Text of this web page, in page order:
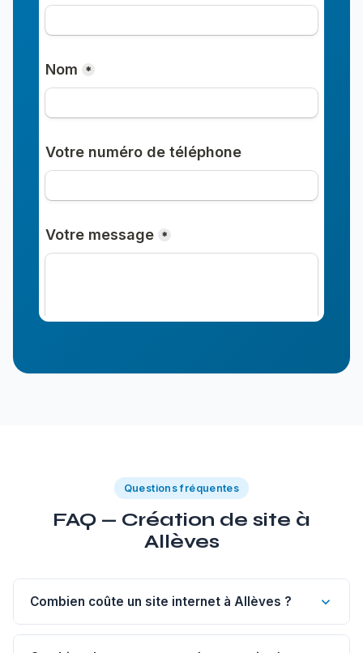
Questions fréquentes
FAQ — Création de site à
Allèves
Combien coûte un site internet à Allèves ?
Un site vitrine de 1 à 5 pages à Allèves commence à 1